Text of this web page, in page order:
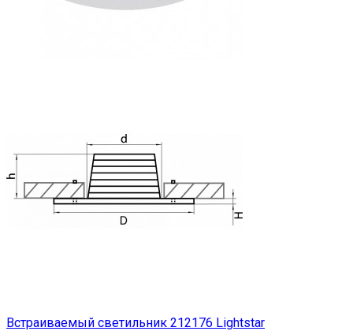
Встраиваемый светильник 212176 Lightstar